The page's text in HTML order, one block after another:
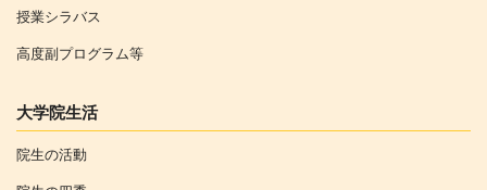
授業シラバス
高度副プログラム等
大学院生活
院生の活動